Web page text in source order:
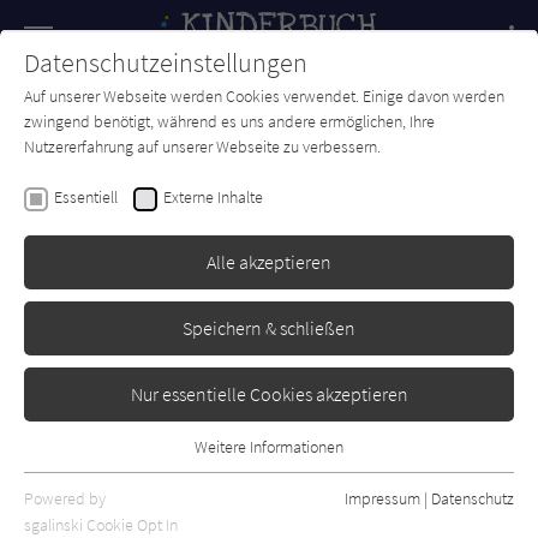
SUCHE Forum Charts Newsletter
CalmeMara Verlag
Standard
Alle Altersgruppen anzeigen
Datenschutzeinstellungen
Auf unserer Webseite werden Cookies verwendet. Einige davon werden
zwingend benötigt, während es uns andere ermöglichen, Ihre
Nutzererfahrung auf unserer Webseite zu verbessern.
Essentiell Externe Inhalte
Alle akzeptieren
Speichern & schließen
Nur essentielle Cookies akzeptieren
Essentielle Cookies werden für grundlegende Funktionen der
Webseite benötigt. Dadurch ist gewährleistet, dass die Webseite
Weitere Informationen
Powered by
sgalinski Cookie Opt In
Impressum | Datenschutz